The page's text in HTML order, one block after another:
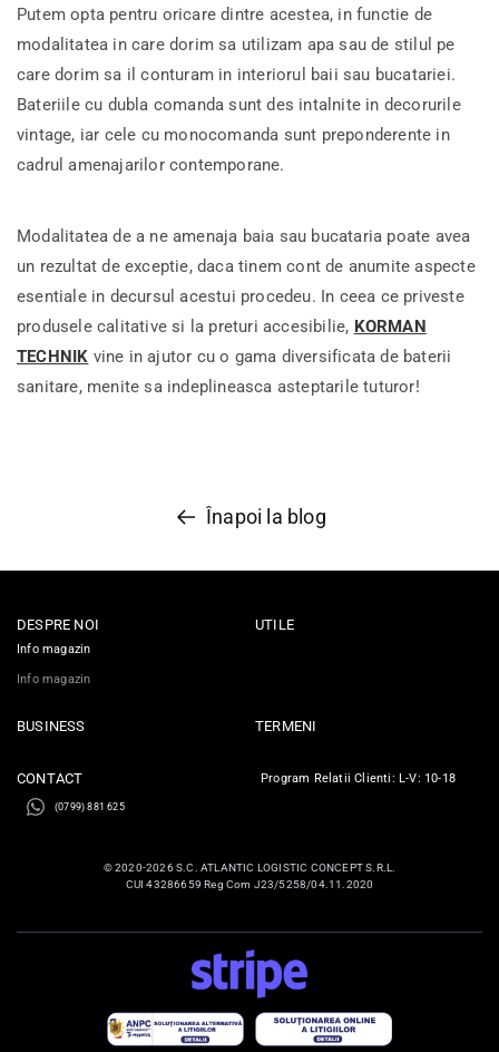
Putem opta pentru oricare dintre acestea, in functie de
modalitatea in care dorim sa utilizam apa sau de stilul pe
care dorim sa il conturam in interiorul baii sau bucatariei.
Bateriile cu dubla comanda sunt des intalnite in decorurile
vintage, iar cele cu monocomanda sunt preponderente in
cadrul amenajarilor contemporane.
Modalitatea de a ne amenaja baia sau bucataria poate avea
un rezultat de exceptie, daca tinem cont de anumite aspecte
esentiale in decursul acestui procedeu. In ceea ce priveste
produsele calitative si la preturi accesibilie, KORMAN
TECHNIK vine in ajutor cu o gama diversificata de baterii
sanitare, menite sa indeplineasca asteptarile tuturor!
Înapoi la blog
DESPRE NOI
Info magazin
Info magazin
UTILE
BUSINESS TERMENI
CONTACT
(0799) 881 625
Program Relatii Clienti: L-V: 10-18
© 2020-2026 S.C. ATLANTIC LOGISTIC CONCEPT S.R.L.
CUI 43286659 Reg Com J23/5258/04.11.2020